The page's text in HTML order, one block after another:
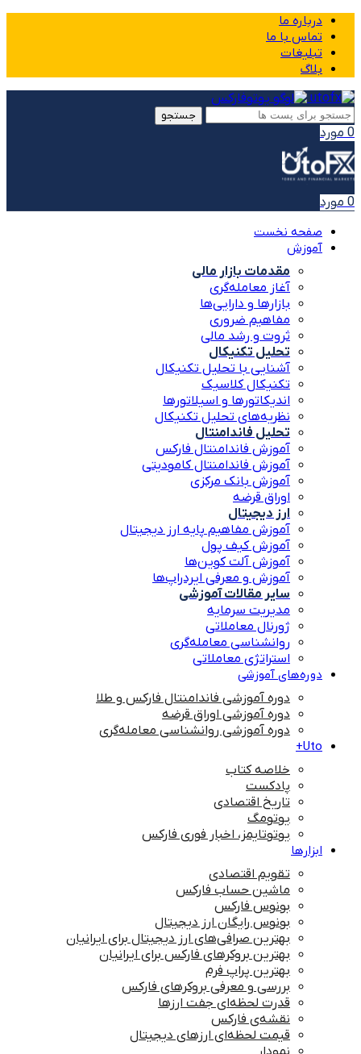
درباره ما
تماس با ما
تبلیغات
بلاگ
جستجو
0 مورد
0 مورد
صفحه نخست
آموزش
مقدمات بازار مالی
آغاز معامله‌گری
بازارها و دارایی‌ها
مفاهیم ضروری
ثروت و رشد مالی
تحلیل تکنیکال
آشنایی با تحلیل تکنیکال
تکنیکال کلاسیک
اندیکاتورها و اسیلاتورها
نظریه‌های تحلیل تکنیکال
تحلیل فاندامنتال
آموزش فاندامنتال فارکس
آموزش فاندامنتال کامودیتی
آموزش بانک مرکزی
اوراق قرضه
ارز دیجیتال
آموزش مفاهیم پایه ارز دیجیتال
آموزش کیف پول
آموزش آلت کوین‌ها
آموزش و معرفی ایردراپ‌ها
سایر مقالات آموزشی
مدیریت سرمایه
ژورنال معاملاتی
روانشناسی معامله‌گری
استراتژی معاملاتی
دوره‌های آموزشی
دوره آموزشی فاندامنتال فارکس و طلا
دوره آموزشی اوراق قرضه
دوره آموزشی روانشناسی معامله‌گری
Uto+
خلاصه کتاب
پادکست
تاریخ اقتصادی
یوتومگ
یوتوتایمز، اخبار فوری فارکس
ابزارها
تقویم اقتصادی
ماشین حساب فارکس
بونوس فارکس
بونوس رایگان ارز دیجیتال
بهترین صرافی‌های ارز دیجیتال برای ایرانیان
بهترین بروکرهای فارکس برای ایرانیان
بهترین پراپ‌ فرم
بررسی و معرفی بروکرهای فارکس
قدرت لحظه‌ای جفت ارزها
نقشه‌ی فارکس
قیمت لحظه‌ای ارزهای دیجیتال